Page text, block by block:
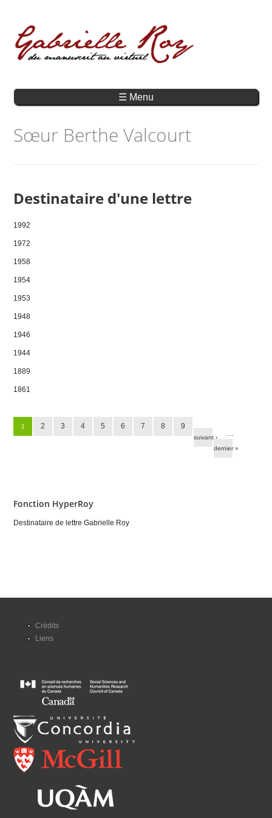
☰ Menu
Sœur Berthe Valcourt
Destinataire d'une lettre
1992
1972
1958
1954
1953
1948
1946
1944
1889
1861
1 2 3 4 5 6 7 8
9
…
suivant ›
dernier »
Fonction HyperRoy
Destinataire de lettre Gabrielle Roy
Crédits
Liens